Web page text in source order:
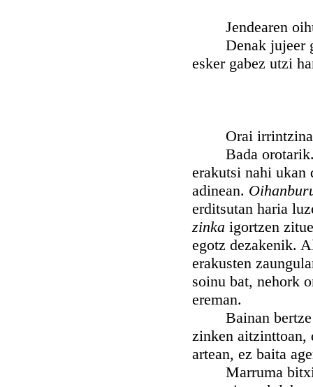
Jendearen
Denak jujeer
esker gabez utzi
Orai
Bada orotarik.
erakutsi nahi ukan
adinean.
erditsutan haria
zinka igortzen
egotz dezakenik.
erakusten
soinu bat, nehork
ereman.
Bainan bertze
zinken aitzinttoan,
artean, ez baita
Marruma bitxi